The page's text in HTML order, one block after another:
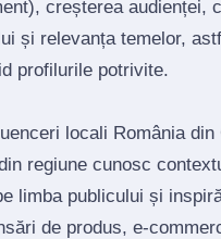
creșterea audienței,
și relevanța temelor,
profilurile potrivite.
locali România din
regiune cunosc
limba publicului și
de produs,